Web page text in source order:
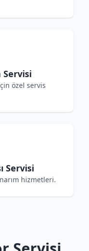
Servisi
özel servis
Servisi
hizmetleri.